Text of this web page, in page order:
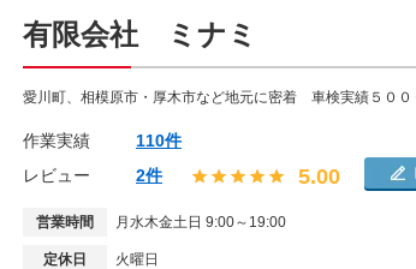
有限会社 ミナミ
愛川町、相模原市・厚木市など地元に密着 車検実績５０
作業実績
110件
レビュー
2件 5.00
営業時間 月水木金土日 9:00～19:00
定休日 火曜日